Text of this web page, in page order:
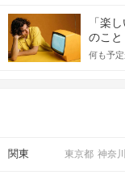
合にど
しかし
っしゃ
送る
えなが
「楽
のこと
何も予
の楽し
関東 東京都 神奈